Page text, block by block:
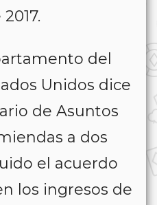
del
Unidos dice
de Asuntos
a dos
el acuerdo
los ingresos de